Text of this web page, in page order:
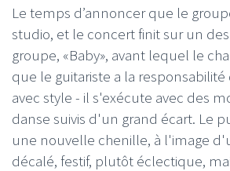
Le temps d’annoncer que le
studio, et le concert finit sur un
groupe, «Baby», avant lequel le
que le guitariste a la responsabilité
avec style - il s'exécute avec des
danse suivis d'un grand écart. Le
une nouvelle chenille, à l'image
décalé, festif, plutôt éclectique,